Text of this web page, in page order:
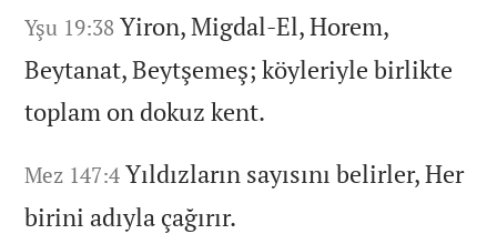
Yşu 19:38 Yiron,Migdal-El,Horem,
Beytanat,Beytşemeş; köyleriyle birlikte
toplam on dokuz kent.
Mez 147:4 Yıldızların sayısını belirler,Her
birini adıyla çağırır.